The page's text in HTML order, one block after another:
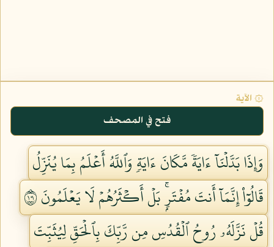
۞ الآية
فتح في المصحف
وَإِذَا بَدَّلۡنَآ ءَايَةٗ مَّكَانَ ءَايَةٖ وَٱللَّهُ أَعۡلَمُ بِمَا يُنَزِّلُ
قَالُوٓاْ إِنَّمَآ أَنتَ مُفۡتَرِۭۚ بَلۡ أَكۡثَرُهُمۡ لَا يَعۡلَمُونَ ١٠١
قُلۡ نَزَّلَهُۥ رُوحُ ٱلۡقُدُسِ مِن رَّبِّكَ بِٱلۡحَقِّ لِيُثَبِّتَ